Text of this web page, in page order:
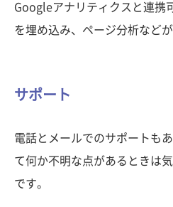
Googleアナリティクスと連携
を埋め込み、ページ分析などが
サポート
電話とメールでのサポートも
て何か不明な点があるときは
です。